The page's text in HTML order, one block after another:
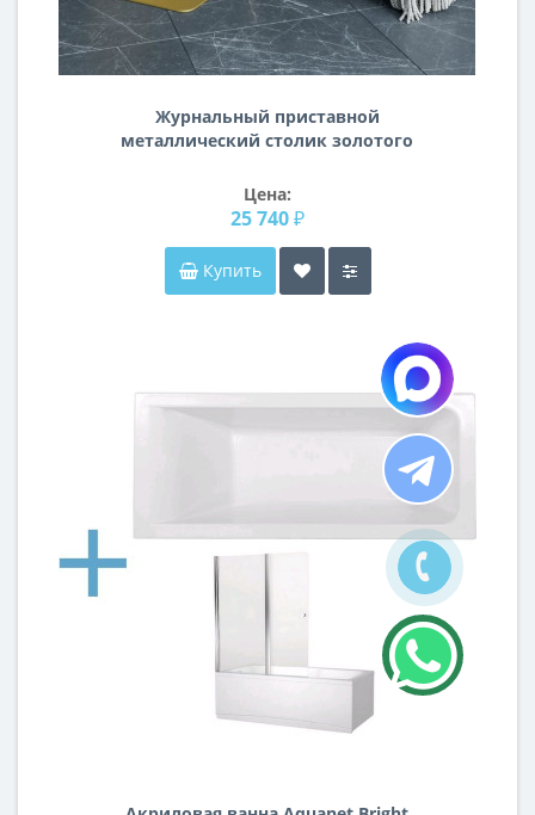
Журнальный приставной
металлический столик золотого
Цена:
25 740 ₽
Купить